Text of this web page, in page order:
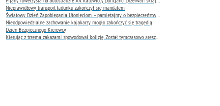
Nieprawidłowy transport ładunku zakończył się mandatem
Nieodpowiedzialne zachowanie kajakarzy mogło zakończyć się tragedią
Dzień Bezpiecznego Kierowcy